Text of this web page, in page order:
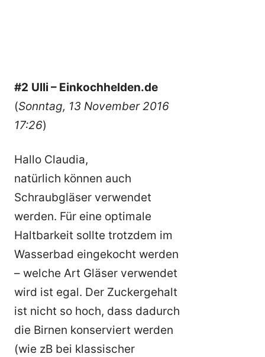
#2 Ulli – Einkochhelden.de
(Sonntag, 13 November 2016
17:26)
Hallo Claudia,
natürlich können auch
Schraubgläser verwendet
werden. Für eine optimale
Haltbarkeit sollte trotzdem im
Wasserbad eingekocht werden
– welche Art Gläser verwendet
wird ist egal. Der Zuckergehalt
ist nicht so hoch, dass dadurch
die Birnen konserviert werden
(wie zB bei klassischer